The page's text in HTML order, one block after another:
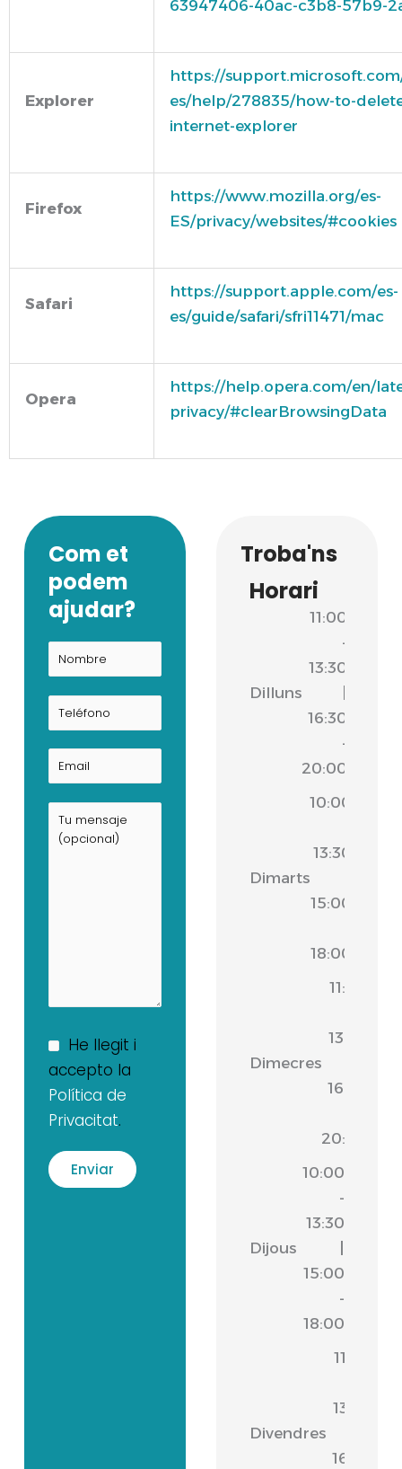
63947406-40ac-c3b8-57b9-
Explorer
https://
es/help/278835/how-to-
internet-explorer
Firefox
https://www.mozilla.org/es-
ES/privacy/websites/#cookies
Safari
https://support.apple.com/es-
es/guide/safari/sfri11471/mac
Opera
https://help.opera.com/en/
privacy/#clearBrowsingData
Com et
podem
ajudar?
He llegit i
accepto la
Política de
Privacitat.
Troba'ns
Horari
Dilluns
11:00
-
13:30
16:30
-
20:00
Dimarts
10:00
13:30
15:00
18:00
Dimecres
11:00
13:30
16:30
20:00
Dijous
10:00
-
13:30
15:00
-
18:00
Divendres
11:00
13:30
16:30